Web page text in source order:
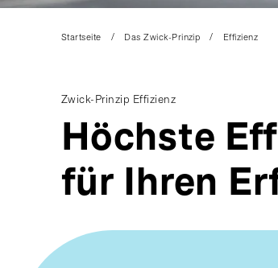
Startseite Das Zwick-Prinzip Effizienz
Zwick-Prinzip Effizienz
Höchste
für Ihren